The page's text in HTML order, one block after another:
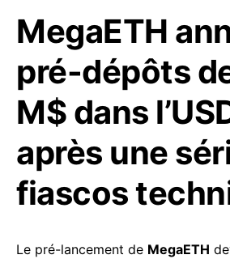
MegaETH
pré-dépôts
M$ dans
après une
fiascos
Le pré-lancement de MegaETH